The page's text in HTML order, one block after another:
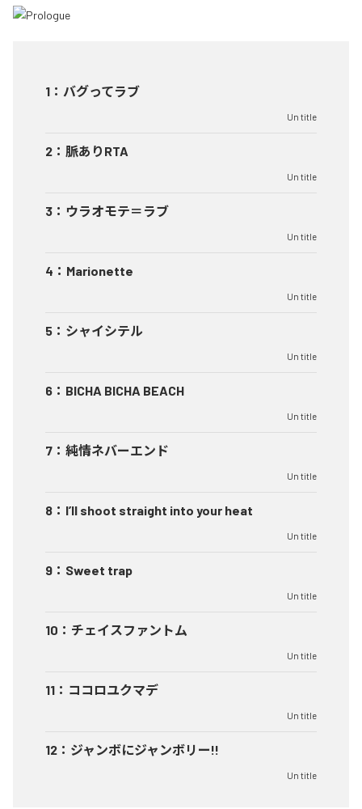
1 ： バグってラブ
Un title
2 ： 脈ありRTA
Un title
3 ： ウラオモテ＝ラブ
Un title
4 ： Marionette
Un title
5 ： シャイシテル
Un title
6 ： BICHA BICHA BEACH
Un title
7 ： 純情ネバーエンド
Un title
8 ： I’ll shoot straight into your heat
Un title
9 ： Sweet trap
Un title
10 ： チェイスファントム
Un title
11 ： ココロユクマデ
Un title
12 ： ジャンボにジャンボリー!!
Un title